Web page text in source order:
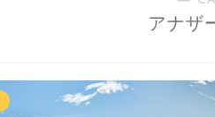
アナザ